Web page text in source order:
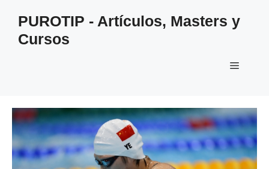
contenido
PUROTIP - Artículos, Masters y
Cursos
Menú